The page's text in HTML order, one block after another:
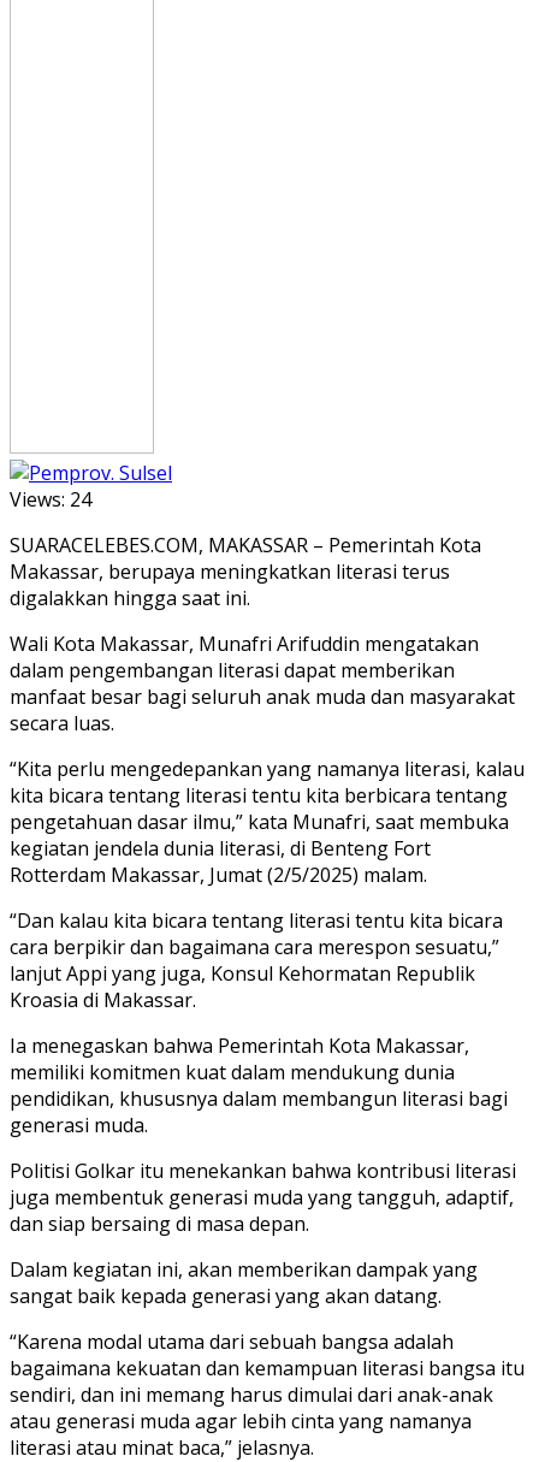
Views: 24
SUARACELEBES.COM, MAKASSAR – Pemerintah Kota
Makassar, berupaya meningkatkan literasi terus
digalakkan hingga saat ini.
Wali Kota Makassar, Munafri Arifuddin mengatakan
dalam pengembangan literasi dapat memberikan
manfaat besar bagi seluruh anak muda dan masyarakat
secara luas.
“Kita perlu mengedepankan yang namanya literasi, kalau
kita bicara tentang literasi tentu kita berbicara tentang
pengetahuan dasar ilmu,” kata Munafri, saat membuka
kegiatan jendela dunia literasi, di Benteng Fort
Rotterdam Makassar, Jumat (2/5/2025) malam.
“Dan kalau kita bicara tentang literasi tentu kita bicara
cara berpikir dan bagaimana cara merespon sesuatu,”
lanjut Appi yang juga, Konsul Kehormatan Republik
Kroasia di Makassar.
Ia menegaskan bahwa Pemerintah Kota Makassar,
memiliki komitmen kuat dalam mendukung dunia
pendidikan, khususnya dalam membangun literasi bagi
generasi muda.
Politisi Golkar itu menekankan bahwa kontribusi literasi
juga membentuk generasi muda yang tangguh, adaptif,
dan siap bersaing di masa depan.
Dalam kegiatan ini, akan memberikan dampak yang
sangat baik kepada generasi yang akan datang.
“Karena modal utama dari sebuah bangsa adalah
bagaimana kekuatan dan kemampuan literasi bangsa itu
sendiri, dan ini memang harus dimulai dari anak-anak
atau generasi muda agar lebih cinta yang namanya
literasi atau minat baca,” jelasnya.